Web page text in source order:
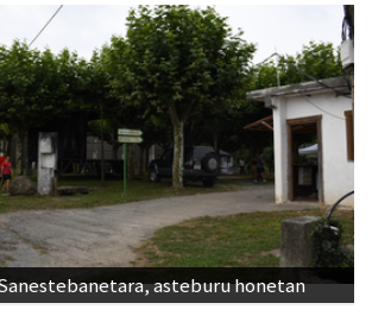
asteburu honetan